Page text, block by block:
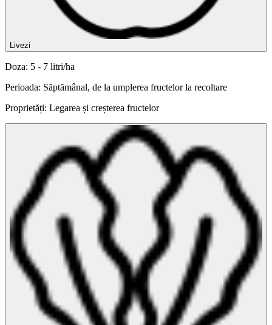
Livezi
Doza: 5 - 7 litri/ha
Perioada: Săptămânal, de la umplerea fructelor la recoltare
Proprietăți: Legarea și creșterea fructelor